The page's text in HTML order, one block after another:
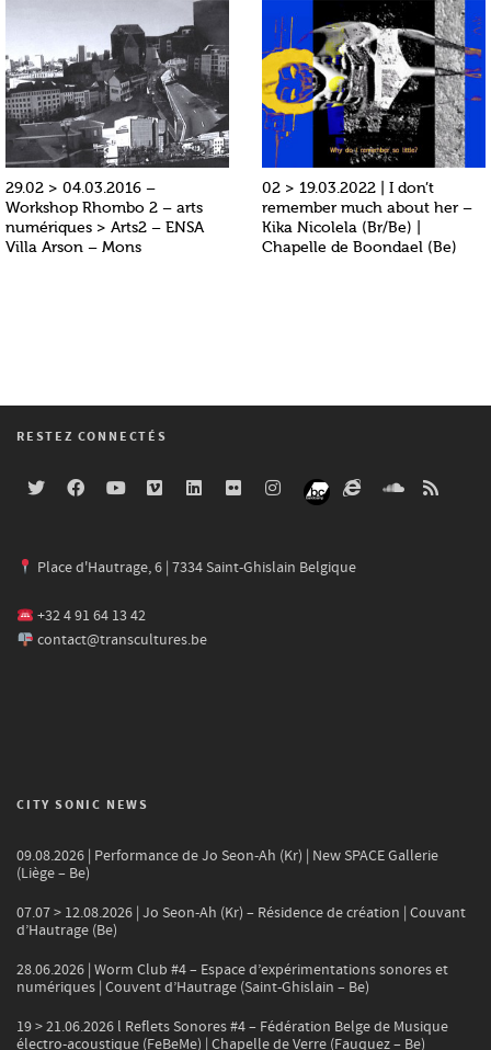
29.02 > 04.03.2016 –
Workshop Rhombo 2 – arts
numériques > Arts2 – ENSA
Villa Arson – Mons
02 > 19.03.2022 | I don’t
remember much about her –
Kika Nicolela (Br/Be) |
Chapelle de Boondael (Be)
RESTEZ CONNECTÉS
Place d'Hautrage, 6 | 7334 Saint-Ghislain Belgique
+32 4 91 64 13 42
contact@transcultures.be
CITY SONIC NEWS
09.08.2026 | Performance de Jo Seon-Ah (Kr) | New SPACE Gallerie
(Liège – Be)
07.07 > 12.08.2026 | Jo Seon-Ah (Kr) – Résidence de création | Couvant
d’Hautrage (Be)
28.06.2026 | Worm Club #4 – Espace d’expérimentations sonores et
numériques | Couvent d’Hautrage (Saint-Ghislain – Be)
19 > 21.06.2026 l Reflets Sonores #4 – Fédération Belge de Musique
électro-acoustique (FeBeMe) | Chapelle de Verre (Fauquez – Be)